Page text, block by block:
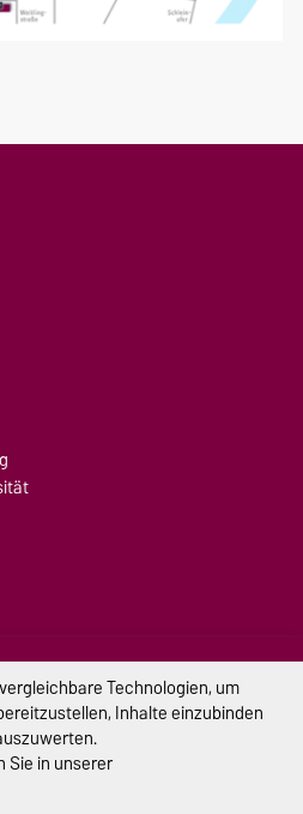
Technologien, um
Inhalte einzubinden
Sie in unserer